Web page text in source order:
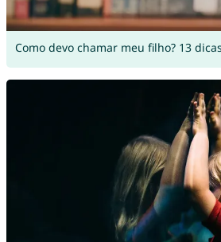
Como devo chamar meu filho? 13